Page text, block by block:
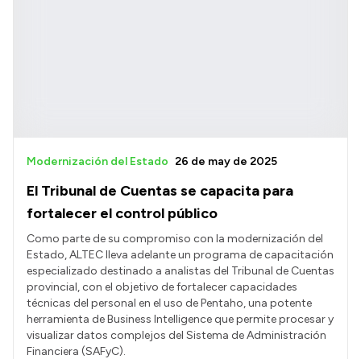
El Tribunal de Cuentas se capacita para
fortalecer el control público
Modernización del Estado 26 de may de 2025
Como parte de su compromiso con la modernización del
Estado, ALTEC lleva adelante un programa de capacitación
especializado destinado a analistas del Tribunal de Cuentas
provincial, con el objetivo de fortalecer capacidades
técnicas del personal en el uso de Pentaho, una potente
herramienta de Business Intelligence que permite procesar y
visualizar datos complejos del Sistema de Administración
Financiera (SAFyC).